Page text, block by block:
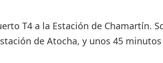
T4 a la Estación de Chamartín.
de Atocha, y unos 45